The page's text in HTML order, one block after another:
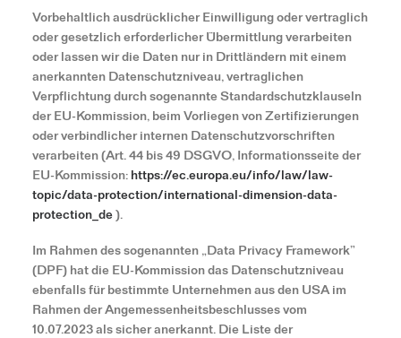
Vorbehaltlich ausdrücklicher Einwilligung oder vertraglich
oder gesetzlich erforderlicher Übermittlung verarbeiten
oder lassen wir die Daten nur in Drittländern mit einem
anerkannten Datenschutzniveau, vertraglichen
Verpflichtung durch sogenannte Standardschutzklauseln
der EU-Kommission, beim Vorliegen von Zertifizierungen
oder verbindlicher internen Datenschutzvorschriften
verarbeiten (Art. 44 bis 49 DSGVO, Informationsseite der
EU-Kommission: https://ec.europa.eu/info/law/law-
topic/data-protection/international-dimension-data-
protection_de).
Im Rahmen des sogenannten „Data Privacy Framework”
(DPF) hat die EU-Kommission das Datenschutzniveau
ebenfalls für bestimmte Unternehmen aus den USA im
Rahmen der Angemessenheitsbeschlusses vom
10.07.2023 als sicher anerkannt. Die Liste der